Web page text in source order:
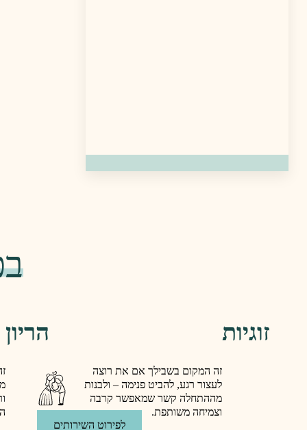
זוגיות
זה המקום בשבילך אם את רוצה
לעצור רגע, להביט פנימה – ולבנות
מההתחלה קשר שמאפשר קרבה
וצמיחה משותפת.
לפירוט השירותים
הריון